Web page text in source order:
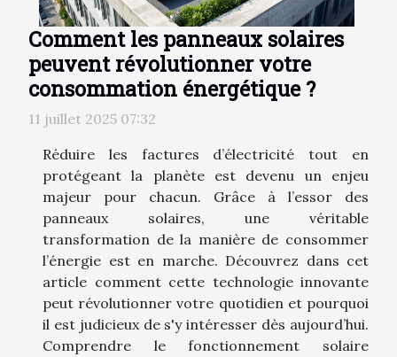
Comment les panneaux solaires
peuvent révolutionner votre
consommation énergétique ?
11 juillet 2025 07:32
Réduire les factures d’électricité tout en
protégeant la planète est devenu un enjeu
majeur pour chacun. Grâce à l’essor des
panneaux solaires, une véritable
transformation de la manière de consommer
l’énergie est en marche. Découvrez dans cet
article comment cette technologie innovante
peut révolutionner votre quotidien et pourquoi
il est judicieux de s'y intéresser dès aujourd’hui.
Comprendre le fonctionnement solaire